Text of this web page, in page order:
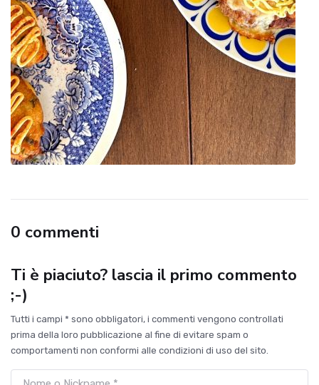
0 commenti
Ti è piaciuto? lascia il primo commento
;-)
Tutti i campi * sono obbligatori, i commenti vengono controllati
prima della loro pubblicazione al fine di evitare spam o
comportamenti non conformi alle condizioni di uso del sito.